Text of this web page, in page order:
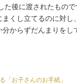
た後に渡されたもの
くし立てるのに対し
からずだんまりをし
「お子さんのお手紙」